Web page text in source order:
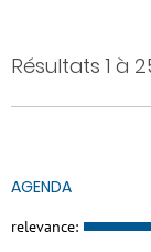
Résultats 1 à
AGENDA
relevance: